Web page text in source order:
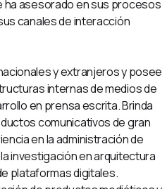
ha asesorado en sus procesos
canales de interacción
y extranjeros y posee
internas de medios de
en prensa escrita. Brinda
comunicativos de gran
en la administración de
investigación en arquitectura
plataformas digitales.